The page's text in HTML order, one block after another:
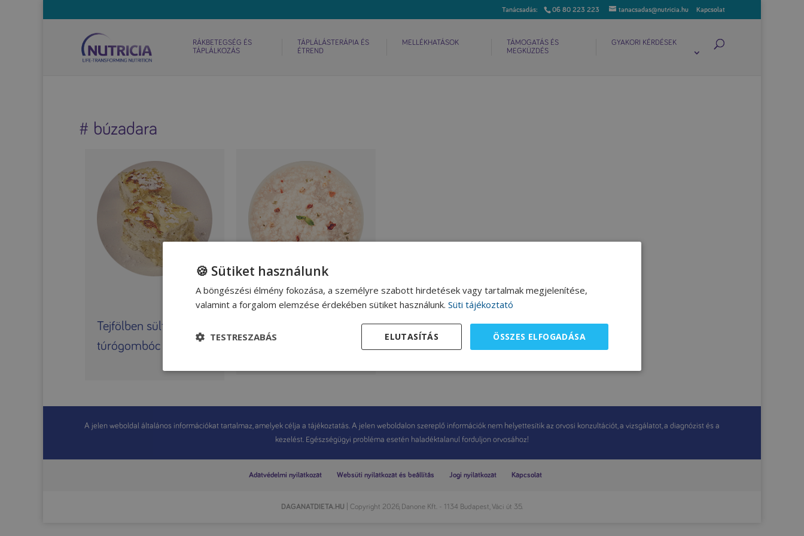
06 80 223 223 tanacsadas@nutricia.hu Kapcsolat
RÁKBETEGSÉG ÉS
TÁPLÁLKOZÁS
TÁPLÁLÁSTERÁPIA ÉS
ÉTREND
MELLÉKHATÁSOK
TÁMOGATÁS ÉS
MEGKÜZDÉS
GYAKORI KÉRDÉSEK
# búzadara
Tejfölben sült
túrógombóc
A jelen weboldal általános információkat tartalmaz, amelyek célja a tájékoztatás. A jelen weboldalon szereplő információk nem helyettesítik az orvosi konzultációt, a vizsgálatot, a diagnózist és a
kezelést. Egészségügyi probléma esetén haladéktalanul forduljon orvosához!
Adatvédelmi nyilatkozat Websüti nyilatkozat és beállítás Jogi nyilatkozat Kapcsolat
DAGANATDIETA.HU | Copyright 2026, Danone Kft. - 1134 Budapest, Váci út 35.
🍪 Sütiket használunk
A böngészési élmény fokozása, a személyre szabott hirdetések vagy tartalmak megjelenítése,
valamint a forgalom elemzése érdekében sütiket használunk. Süti tájékoztató
ÖSSZES ELFOGADÁSA
ELUTASÍTÁS
TESTRESZABÁS